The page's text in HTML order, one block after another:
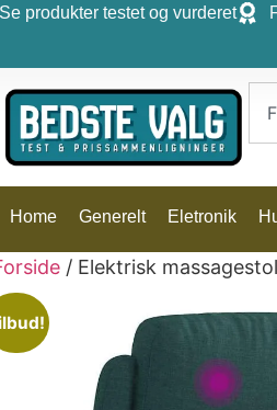
Se produkter testet og vurderet
Home Generelt Eletronik
/ Elektrisk